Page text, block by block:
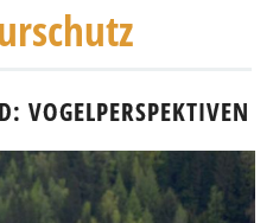
VOGELPERSPEKTIVEN